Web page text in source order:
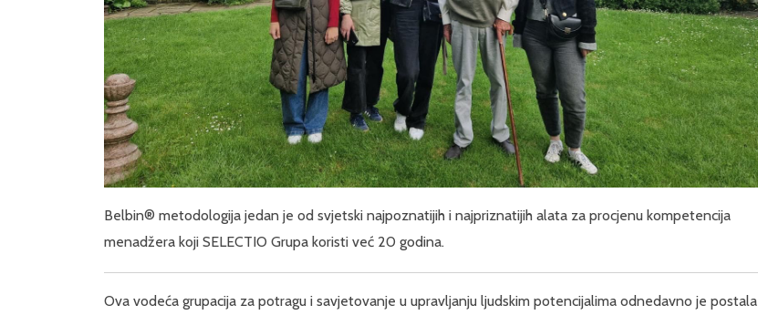
Belbin® metodologija jedan je od svjetski najpoznatijih i najpriznatijih alata za procjenu kompetencija
menadžera koji SELECTIO Grupa koristi već 20 godina.
Ova vodeća grupacija za potragu i savjetovanje u upravljanju ljudskim potencijalima odnedavno je postala